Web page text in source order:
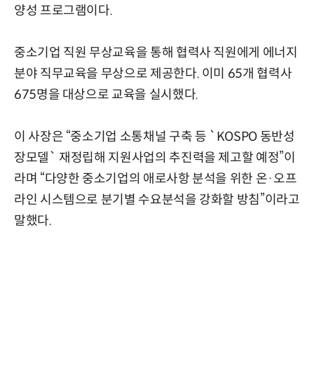
양성 프로그램이다.
중소기업 직원 무상교육을 통해 협력사 직원에게 에너지
분야 직무교육을 무상으로 제공한다. 이미 65개 협력사
675명을 대상으로 교육을 실시했다.
이 사장은 “중소기업 소통채널 구축 등 `KOSPO 동반성
장모델` 재정립해 지원사업의 추진력을 제고할 예정”이
라며 “다양한 중소기업의 애로사항 분석을 위한 온·오프
라인 시스템으로 분기별 수요분석을 강화할 방침”이라고
말했다.